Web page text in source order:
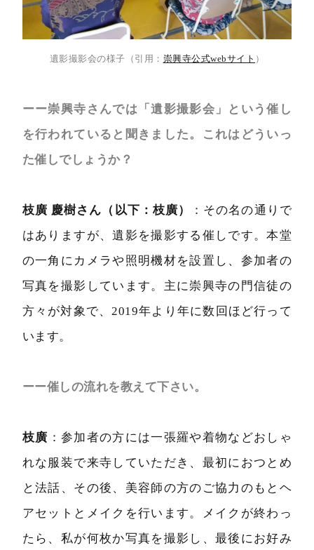
遺影撮影会の様子（引用： 崇興寺公式webサイト ）
ーー崇興寺さんでは「遺影撮影会」という催し
を行われていると聞きました。これはどういっ
た催しでしょうか？
枝廣 慶樹さん（以下：枝廣）
：その名の通りで
はありますが、遺影を撮影する催しです。本堂
の一角にカメラや照明機材を設置し、参加者の
写真を撮影しています。主に崇興寺の門信徒の
方々が対象で、2019年より年に数回ほど行って
います。
ーー催しの流れを教えて下さい。
枝廣 ：参加者の方には一張羅や着物などおしゃ
れな服装で来寺していただき、最初におつとめ
と法話、その後、美容師の方のご協力のもとヘ
アセットとメイクを行います。メイクが終わっ
たら、私が何枚か写真を撮影し、最後にお好み